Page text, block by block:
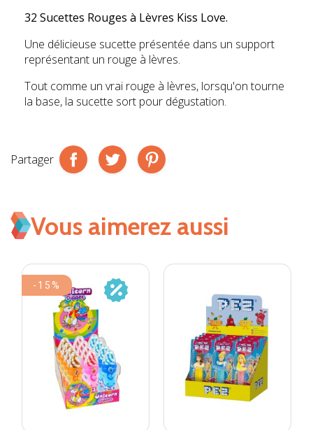
32 Sucettes Rouges à Lèvres Kiss Love.
Une délicieuse sucette présentée dans un support
représentant un rouge à lèvres.
Tout comme un vrai rouge à lèvres, lorsqu'on tourne
la base, la sucette sort pour dégustation.
Partager
Vous aimerez aussi
-15%